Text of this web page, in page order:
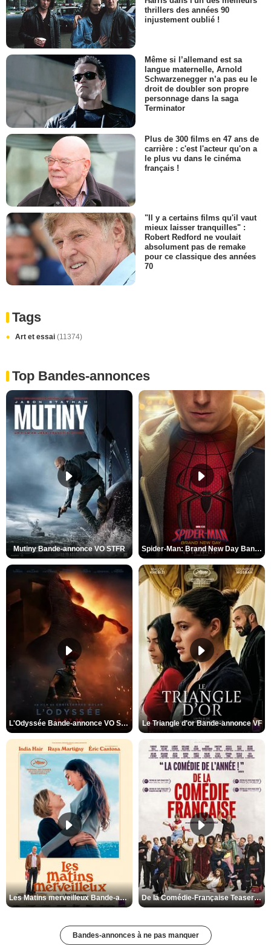
thrillers des années 90
injustement oublié !
Même si l’allemand est sa
langue maternelle, Arnold
Schwarzenegger n’a pas eu le
droit de doubler son propre
personnage dans la saga
Terminator
Plus de 300 films en 47 ans de
carrière : c'est l'acteur qu'on a
le plus vu dans le cinéma
français !
"Il y a certains films qu'il vaut
mieux laisser tranquilles" :
Robert Redford ne voulait
absolument pas de remake
pour ce classique des années
70
Tags
Art et essai (11374)
Top Bandes-annonces
Mutiny Bande-annonce VO STFR Spider-Man: Brand New Day Bande-annonce VO STFR
L'Odyssée Bande-annonce VO STFR Le Triangle d'or Bande-annonce VF
Les Matins merveilleux Bande-annonce VF De la Comédie-Française Teaser VF
Bandes-annonces à ne pas manquer